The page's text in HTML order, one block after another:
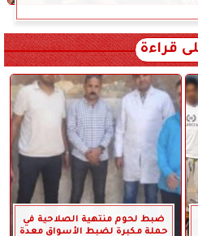
قراءة
ضبط لحوم منتهية الصلاحية في
حملة مكبرة لضبط الأسواق معدة